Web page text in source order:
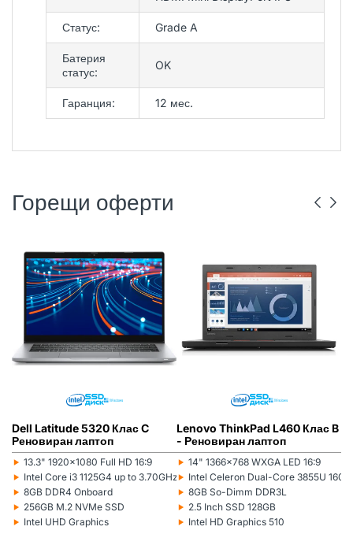
Статус: Grade A
Батерия
статус:
OK
Гаранция: 12 мес.
Горещи оферти
Dell Latitude 5320 Клас C
Реновиран лаптоп
‣
Монитор:
13.3" 1920x1080 Full HD 16:9
‣
Процесор:
Intel Core i3 1125G4 up to 3.70GHz 8MB
‣
Рам памет:
8GB DDR4 Onboard
‣
Хард диск:
256GB M.2 NVMe SSD
‣
Видеокарта:
Intel UHD Graphics
Lenovo ThinkPad L460 Клас B
- Реновиран лаптоп
‣
Монитор:
14" 1366x768 WXGA LED 16:9
‣
Процесор:
Intel Celeron Dual-Core 3855U
‣
Рам памет:
8GB So-Dimm DDR3L
‣
Хард диск:
2.5 Inch SSD 128GB
‣
Видеокарта:
Intel HD Graphics 510